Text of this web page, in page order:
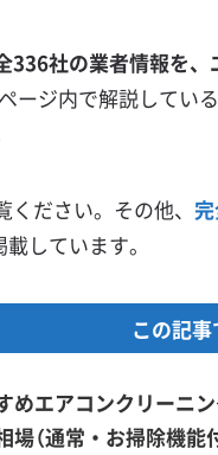
336社の業者情報を
ページ内で解説している
ください。その他、
載しています。
この記
めエアコンクリーニ
場（通常・お掃除機能